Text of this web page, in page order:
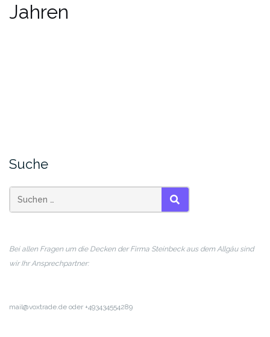
Jahren
Suche
SUCHEN
Bei allen Fragen um die Decken der Firma Steinbeck aus dem Allgäu sind
wir Ihr Ansprechpartner:
mail@voxtrade.de oder +493434554289